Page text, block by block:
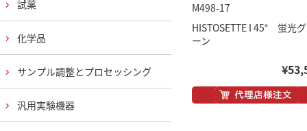
M498-17
HISTOSETTE I 45° 蛍光
ーン
試薬
化学品
サンプル調整とプロセッシング
汎用実験機器